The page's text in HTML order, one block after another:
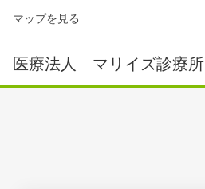
マップを見る
医療法人 マリイズ診療所